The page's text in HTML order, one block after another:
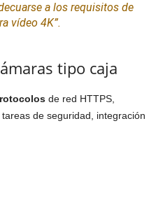
a los requisitos de
vídeo 4K”.
tipo caja
de red HTTPS,
de seguridad, integración